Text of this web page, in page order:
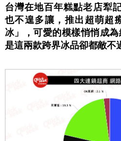
台灣在地百年糕點老店犁
也不遑多讓，推出超萌超
冰」，可愛的模樣悄悄成
是這兩款跨界冰品卻都敵不